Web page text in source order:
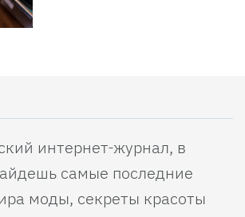
интернет-журнал, в
самые последние
моды, секреты красоты